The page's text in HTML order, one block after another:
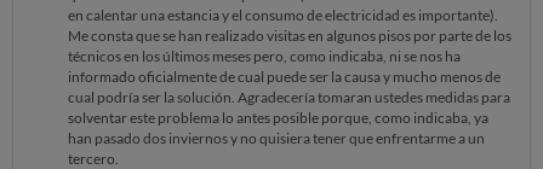
en calentar una estancia y el consumo de electricidad es importante).
Me consta que se han realizado visitas en algunos pisos por parte de los
técnicos en los últimos meses pero, como indicaba, ni se nos ha
informado oficialmente de cual puede ser la causa y mucho menos de
cual podría ser la solución. Agradecería tomaran ustedes medidas para
solventar este problema lo antes posible porque, como indicaba, ya
han pasado dos inviernos y no quisiera tener que enfrentarme a un
tercero.